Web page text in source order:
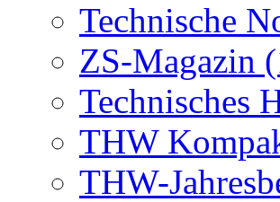
Technische
ZS-Magazin
Technisches
THW
THW-